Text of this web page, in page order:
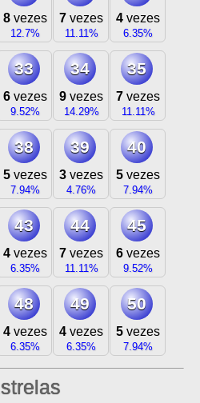
8vezes
12.7%
7 vezes
11.11%
4 vezes
6.35%
33
6vezes
9.52%
34
9 vezes
14.29%
35
7 vezes
11.11%
38
5vezes
7.94%
39
3 vezes
4.76%
40
5 vezes
7.94%
43
4vezes
6.35%
44
7 vezes
11.11%
45
6 vezes
9.52%
48
4vezes
6.35%
49
4 vezes
6.35%
50
5 vezes
7.94%